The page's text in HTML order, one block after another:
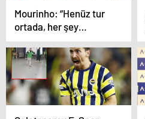
Mourinho: “Henüz tur
ortada, her şey
mümkün”